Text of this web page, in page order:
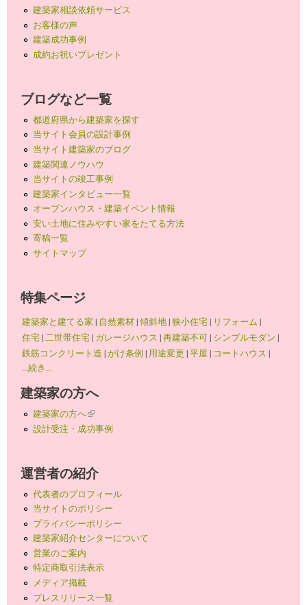
建築家相談依頼サービス
お客様の声
建築成功事例
成約お祝いプレゼント
ブログなど一覧
都道府県から建築家を探す
当サイト会員の設計事例
当サイト建築家のブログ
建築関連ノウハウ
当サイトの竣工事例
建築家インタビュー一覧
オープンハウス・建築イベント情報
安い土地に住みやすい家をたてる方法
寄稿一覧
サイトマップ
特集ページ
建築家と建てる家 | 自然素材|傾斜地|狭小住宅| リフォーム |
住宅|二世帯住宅| ガレージハウス |再建築不可| シンプルモダン |
鉄筋コンクリート造 |がけ条例 | 用途変更 |平屋 | コートハウス |
...続き...
建築家の方へ
建築家の方へ(link is external)
設計受注・成功事例
運営者の紹介
代表者のプロフィール
当サイトのポリシー
プライバシーポリシー
建築家紹介センターについて
営業のご案内
特定商取引法表示
メディア掲載
プレスリリース一覧